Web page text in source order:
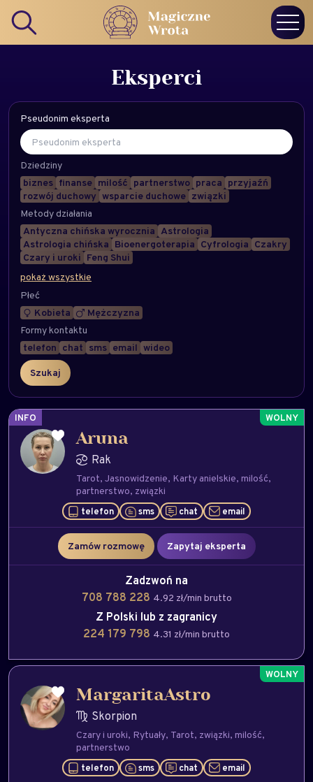
Eksperci
Pseudonim eksperta
Dziedziny
biznes finanse milość partnerstwo praca przyjaźń
rozwój duchowy wsparcie duchowe związki
Metody działania
Antyczna chińska wyrocznia Astrologia
Astrologia chińska Bioenergoterapia Cyfrologia Czakry
Czary i uroki Feng Shui
pokaż wszystkie
Płeć
Kobieta
Mężczyzna
Formy kontaktu
telefon chat sms email wideo
INFO
Aruna
Rak
Tarot Jasnowidzenie Karty anielskie milość
partnerstwo związki
telefon sms chat email
Zamów rozmowę Zapytaj eksperta
Zadzwoń na
708 788 228 4.92 zł/min brutto
Z Polski lub z zagranicy
224 179 798 4.31 zł/min brutto
MargaritaAstro
Skorpion
Czary i uroki Rytuały Tarot związki milość
partnerstwo
telefon sms chat email